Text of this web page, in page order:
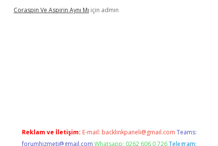
Coraspin Ve Aspirin Aynı Mı için admin
Reklam ve İletişim: E-mail: backlinkpaneli@gmail.com Teams:
forumhizmeti@gmail.com Whatsapp: 0262 606 0 726 Telegram: